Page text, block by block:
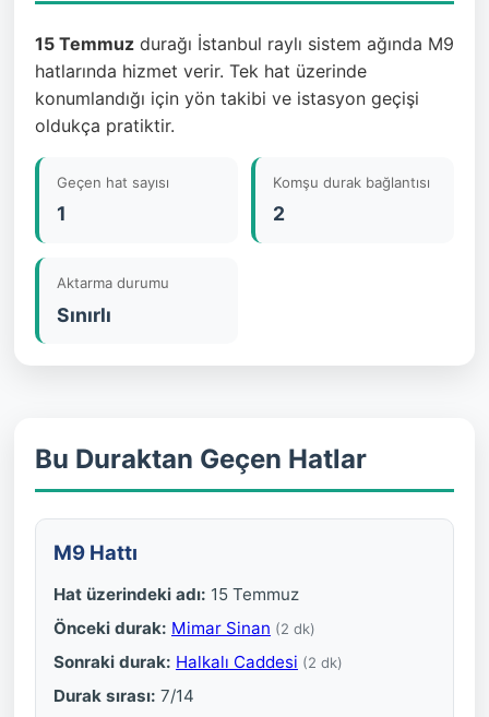
15 Temmuzdurağı İstanbul raylı sistem ağında M9
hatlarında hizmet verir. Tek hat üzerinde
konumlandığı için yön takibi ve istasyon geçişi
oldukça pratiktir.
Geçen hat sayısı
1
Komşu durak bağlantısı
2
Aktarma durumu
Sınırlı
Bu Duraktan Geçen Hatlar
M9 Hattı
Hat üzerindeki adı: 15 Temmuz
Önceki durak: Mimar Sinan (2 dk)
Sonraki durak: Halkalı Caddesi (2 dk)
Durak sırası: 7/14